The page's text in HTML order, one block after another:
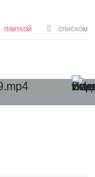
ПЛИТКОЙ СПИСКОМ